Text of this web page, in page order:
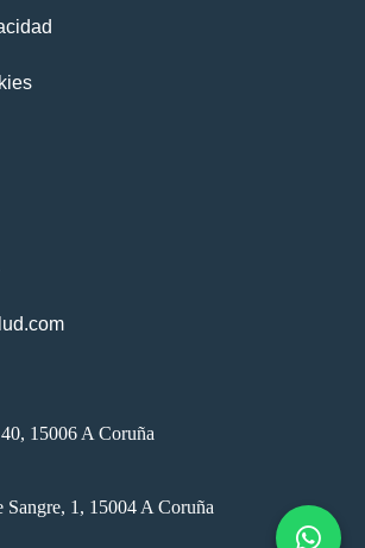
15006 A Coruña
Sangre, 1, 15004 A Coruña